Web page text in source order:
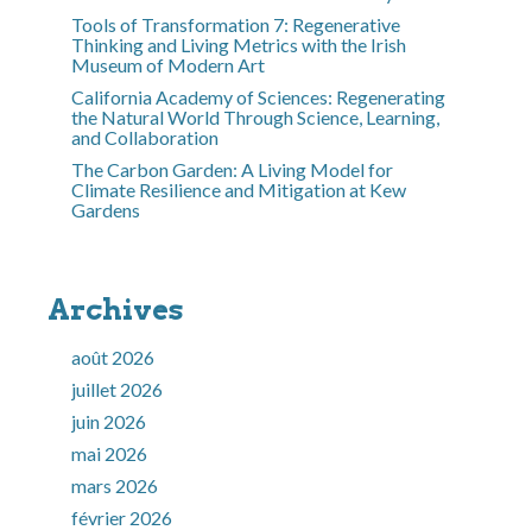
Tools of Transformation 7: Regenerative
Thinking and Living Metrics with the Irish
Museum of Modern Art
California Academy of Sciences: Regenerating
the Natural World Through Science, Learning,
and Collaboration
The Carbon Garden: A Living Model for
Climate Resilience and Mitigation at Kew
Gardens
Archives
août 2026
juillet 2026
juin 2026
mai 2026
mars 2026
février 2026